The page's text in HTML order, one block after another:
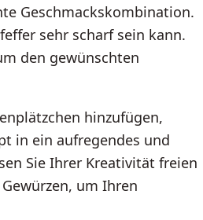
Geschmackskombination.
sehr scharf sein kann.
den gewünschten
hinzufügen,
in ein aufregendes und
Sie Ihrer Kreativität freien
um Ihren